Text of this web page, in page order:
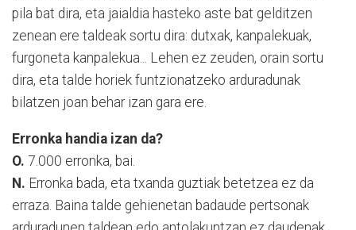
pila bat dira, eta jaialdia hasteko aste bat gelditzen
zenean ere taldeak sortu dira: dutxak, kanpalekuak,
furgoneta kanpalekua... Lehen ez zeuden, orain sortu
dira, eta talde horiek funtzionatzeko arduradunak
bilatzen joan behar izan gara ere.
Erronka handia izan da?
O. 7.000 erronka, bai.
N. Erronka bada, eta txanda guztiak betetzea ez da
erraza. Baina talde gehienetan badaude pertsonak